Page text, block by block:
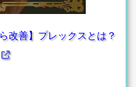
改善】プレックスとは？